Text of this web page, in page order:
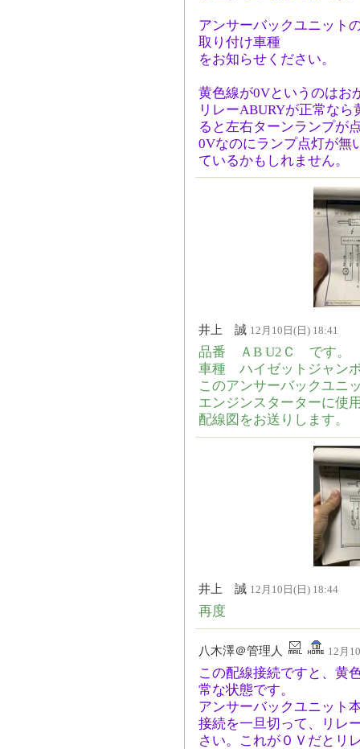
アンサーバックユニット
取り付け車種
をお知らせください。
黄色線が0Vというのはお
リレーABURYが正常な
ると左右ターンランプが
0Vなのにランプ点灯が無
ているかもしれません。
井上 誠 12月10日(日) 18:41
品番 ＡB U2Ｃ です。
車種 ハイゼットジャン
このアンサーバックユニ
エンジンスターターに使
配線図をお送りします。
井上 誠 12月10日(日) 18:44
再度
八木澤＠管理人 12月
この配線接続ですと、黄
常な状態です。
アンサーバックユニット
接続を一旦切って、リレ
さい。これが０Ｖだとリ